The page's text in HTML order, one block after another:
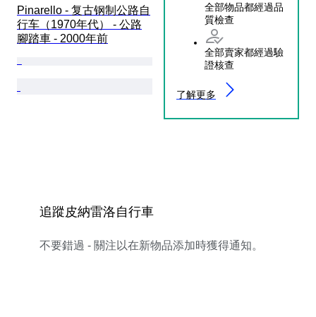
Pinarello - 复古钢制公路自
行车（1970年代） - 公路
腳踏車 - 2000年前
全部物品都經過品
質檢查
全部賣家都經過驗
證核查
了解更多
追蹤皮納雷洛自行車
不要錯過 - 關注以在新物品添加時獲得通知。